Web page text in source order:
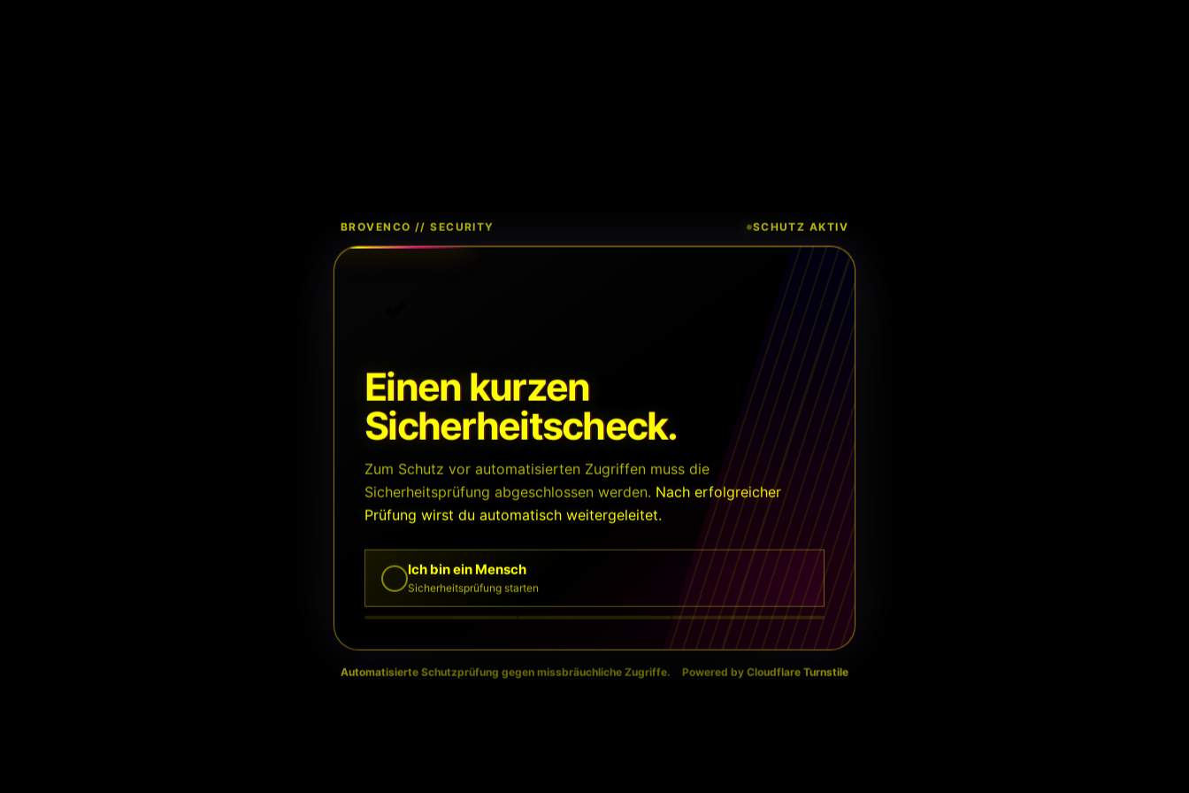
BROVENCO // SECURITY SCHUTZ AKTIV
Einen kurzen
Sicherheitscheck.
Zum Schutz vor automatisierten Zugriffen muss die
Sicherheitsprüfung abgeschlossen werden. Nach erfolgreicher
Prüfung wirst du automatisch weitergeleitet.
Ich bin ein Mensch
Sicherheitsprüfung starten
Automatisierte Schutzprüfung gegen missbräuchliche Zugriffe. Powered by Cloudflare Turnstile